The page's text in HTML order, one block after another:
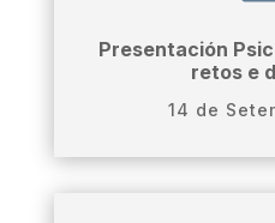
Presentación
retos e
14 de